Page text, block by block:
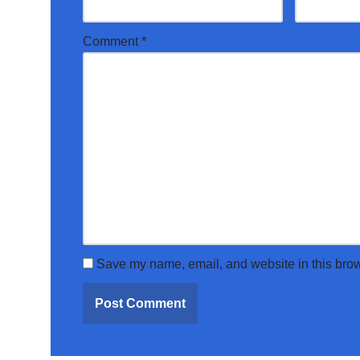
Comment*
Save my name, email, and website in this